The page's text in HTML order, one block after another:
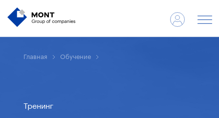
Главная Обучение
Тренинг